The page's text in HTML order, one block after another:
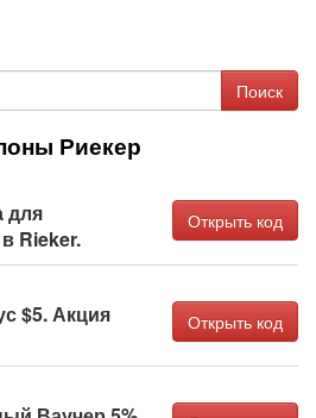
Поиск
Риекер
для
Rieker.
Открыть код
$5. Акция
Открыть код